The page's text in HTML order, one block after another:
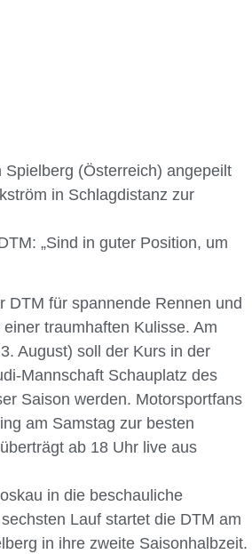
Spielberg (Österreich) angepeilt
in Schlagdistanz zur
„Sind in guter Position, um
DTM für spannende Rennen und
traumhaften Kulisse. Am
August) soll der Kurs in der
Mannschaft Schauplatz des
Saison werden. Motorsportfans
am Samstag zur besten
ab 18 Uhr live aus
in die beschauliche
Lauf startet die DTM am
in ihre zweite Saisonhalbzeit.